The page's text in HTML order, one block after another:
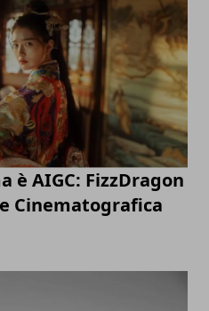
è AIGC: FizzDragon
Cinematografica